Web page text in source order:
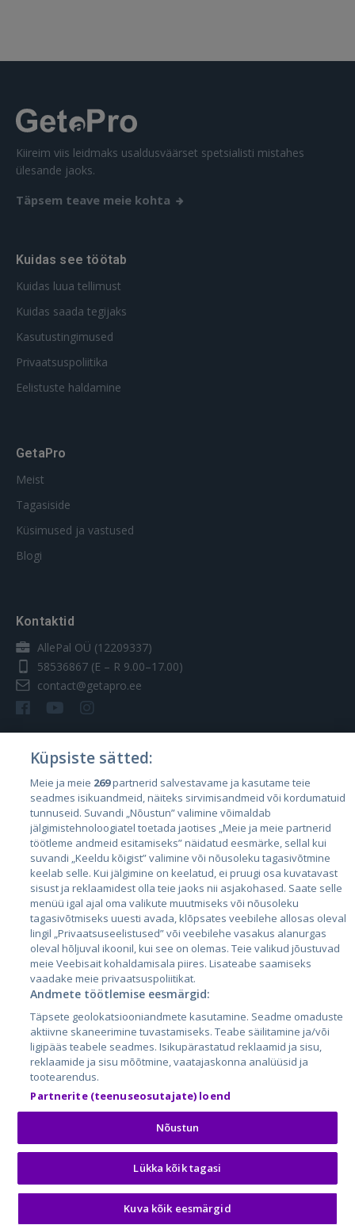
Kiireim viis leidmaks usaldusväärset spetsialisti mistahes
ülesande jaoks.
Täpsem teave meie kohta
Kuidas see töötab
Kuidas luua tellimust
Kuidas saada tegijaks
Kasutustingimused
Privaatsuspoliitika
Eelistuste haldamine
GetaPro
Meist
Tagasiside
Küsimused ja vastused
Blogi
Kontaktid
AllePal OÜ (12209337)
58536867 (E – R 9.00–17.00)
contact@getapro.ee
Riigid
Eesti
Läti
Leedu
City24.lv
City24.ee
GetaPro.lv
GetaPro.ee
Skelbiu.lt
Autoplius.lt
Aruodas.lt
CVbankas.lt
Kainos.lt
Paslaugos.lt
auto24.ee
Osta.ee
KuldneBörs.ee
Küpsiste sätted:
Meie ja meie 269partnerid salvestavame ja kasutame teie
seadmes isikuandmeid, näiteks sirvimisandmeid või kordumatuid
tunnuseid. Suvandi „Nõustun” valimine võimaldab
jälgimistehnoloogiatel toetada jaotises „Meie ja meie partnerid
töötleme andmeid esitamiseks” näidatud eesmärke, sellal kui
suvandi „Keeldu kõigist” valimine või nõusoleku tagasivõtmine
keelab selle. Kui jälgimine on keelatud, ei pruugi osa kuvatavast
sisust ja reklaamidest olla teie jaoks nii asjakohased. Saate selle
menüü igal ajal oma valikute muutmiseks või nõusoleku
tagasivõtmiseks uuesti avada, klõpsates veebilehe allosas oleval
lingil „Privaatsuseelistused” või veebilehe vasakus alanurgas
oleval hõljuval ikoonil, kui see on olemas. Teie valikud jõustuvad
meie Veebisait kohaldamisala piires. Lisateabe saamiseks
vaadake meie privaatsuspoliitikat.
Andmete töötlemise eesmärgid:
Täpsete geolokatsiooniandmete kasutamine. Seadme omaduste
aktiivne skaneerimine tuvastamiseks. Teabe säilitamine ja/või
ligipääs teabele seadmes. Isikupärastatud reklaamid ja sisu,
reklaamide ja sisu mõõtmine, vaatajaskonna analüüsid ja
tootearendus.
Partnerite (teenuseosutajate) loend
Nõustun
Lükka kõik tagasi
Kuva kõik eesmärgid